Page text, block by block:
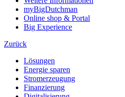
myBigDutchman
Online shop & Portal
Big Experience
Zurück
Lösungen
Energie sparen
Stromerzeugung
Finanzierung